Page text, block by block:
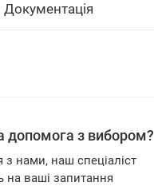
Документація
допомога з вибором?
з нами, наш спеціаліст
на ваші запитання